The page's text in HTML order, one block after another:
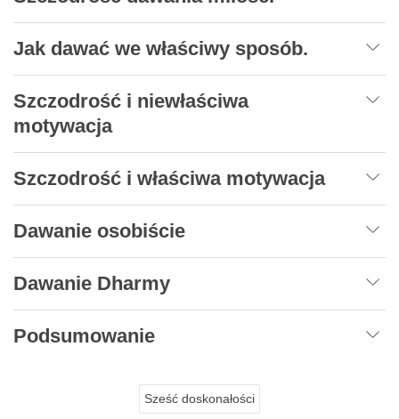
Jak dawać we właściwy sposób.
Szczodrość i niewłaściwa
motywacja
Szczodrość i właściwa motywacja
Dawanie osobiście
Dawanie Dharmy
Podsumowanie
Sześć doskonałości